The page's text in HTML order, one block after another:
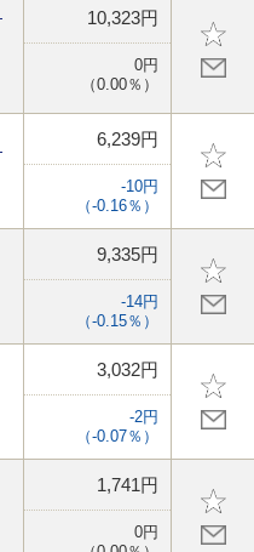
10,323円
0円
（0.00％）
6,239円
-10円
（-0.16％）
9,335円
-14円
（-0.15％）
3,032円
-2円
（-0.07％）
1,741円
0円